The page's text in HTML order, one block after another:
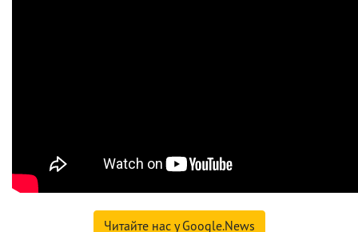
Читайте нас у Google.News